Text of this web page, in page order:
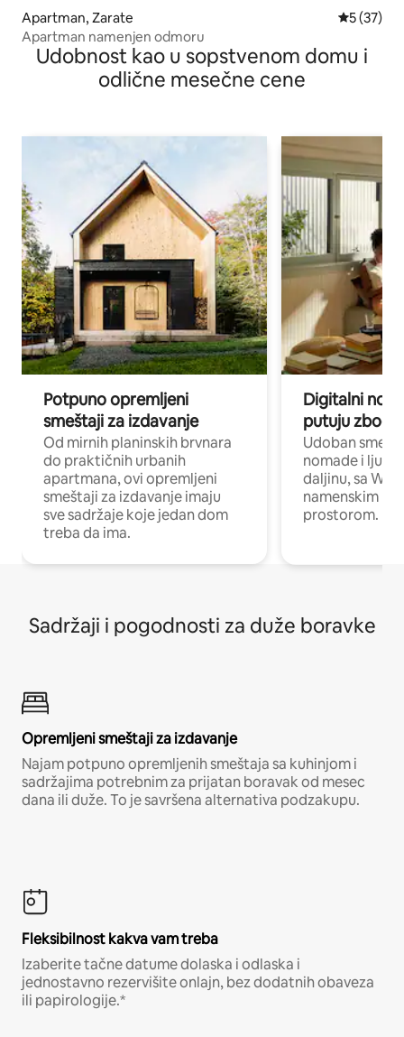
Apartman, Zarate Prosečna
5 (37)
Apartman namenjen odmoru
Udobnost kao u sopstvenom domu i
odlične mesečne cene
Potpuno opremljeni
smeštaji za izdavanje
Od mirnih planinskih brvnara
do praktičnih urbanih
apartmana, ovi opremljeni
smeštaji za izdavanje imaju
sve sadržaje koje jedan dom
treba da ima.
Digitalni
putuju zbog
Udoban
nomade i ljude
daljinu, sa Wi-
namenskim
prostorom.
Sadržaji i pogodnosti za duže boravke
Opremljeni smeštaji za izdavanje
Najam potpuno opremljenih smeštaja sa kuhinjom i
sadržajima potrebnim za prijatan boravak od mesec
dana ili duže. To je savršena alternativa podzakupu.
Fleksibilnost kakva vam treba
Izaberite tačne datume dolaska i odlaska i
jednostavno rezervišite onlajn, bez dodatnih obaveza
ili papirologije.*